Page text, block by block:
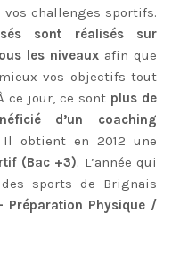
vos challenges sportifs.
sont réalisés sur
les niveauxafin que
vos objectifs tout
ce jour, ce sont plus de
d’un coaching
obtient en 2012 une
(Bac +3). L’année qui
sports de Brignais
Préparation Physique /